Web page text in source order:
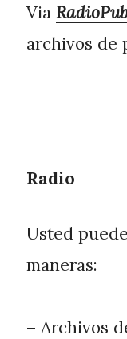
Via
archivos de
Radio
Usted
maneras:
– Archivos